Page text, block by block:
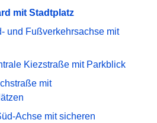
mit Stadtplatz
und Fußverkehrsachse mit
Kiezstraße mit Parkblick
mit
Achse mit sicheren